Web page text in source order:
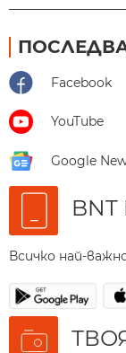
Facebook
YouTube
Google
BNT
Всичко най-